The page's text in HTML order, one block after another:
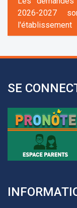
l’avance.
+961 25 601
+961 3 669 641
2026-2027
SE